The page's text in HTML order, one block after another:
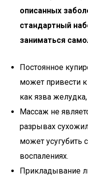
описанных
стандартный
заниматься
Постоянное
может привести
как язва
Массаж не
разрывах
может усугубить
воспалениях.
Прикладывание